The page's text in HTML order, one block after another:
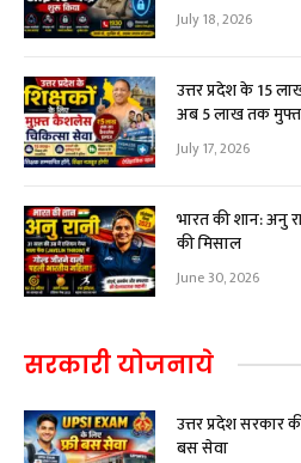
July 18, 2026
उत्तर प्रदेश के 15
अब ₹5 लाख तक
July 17, 2026
भारत की शान: अनु
की मिसाल
June 30, 2026
सरकारी योजनाये
उत्तर प्रदेश सरकार
बस सेवा